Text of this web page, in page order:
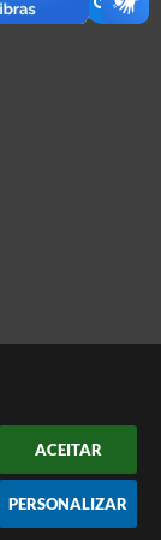
ACEITAR
PERSONALIZAR